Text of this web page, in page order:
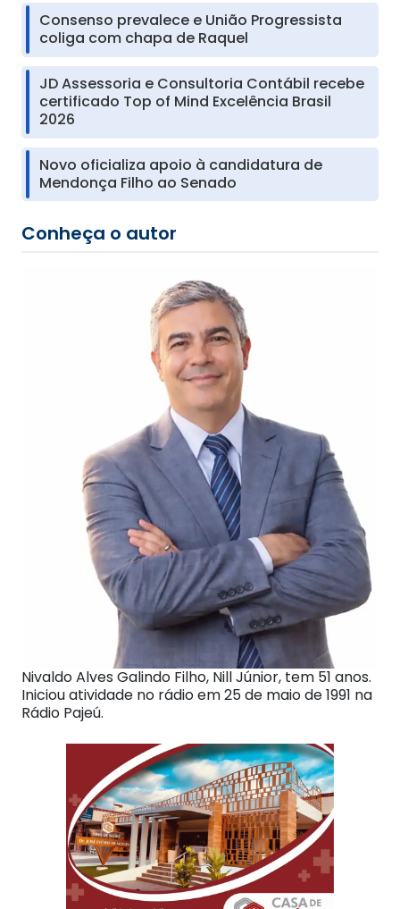
Consenso prevalece e União Progressista
coliga com chapa de Raquel
JD Assessoria e Consultoria Contábil recebe
certificado Top of Mind Excelência Brasil
2026
Novo oficializa apoio à candidatura de
Mendonça Filho ao Senado
Conheça o autor
Nivaldo Alves Galindo Filho, Nill Júnior, tem 51 anos.
Iniciou atividade no rádio em 25 de maio de 1991 na
Rádio Pajeú.